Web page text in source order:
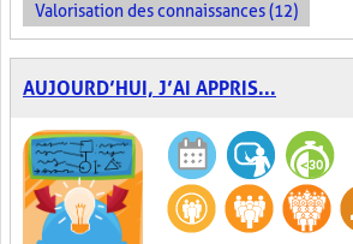
Valorisation des connaissances (12)
AUJOURD’HUI, J’AI APPRIS...